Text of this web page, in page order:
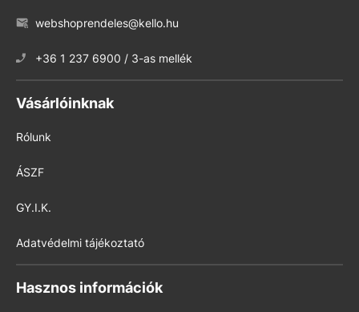
webshoprendeles@kello.hu
+36 1 237 6900 / 3-as mellék
Vásárlóinknak
Rólunk
ÁSZF
GY.I.K.
Adatvédelmi tájékoztató
Hasznos információk